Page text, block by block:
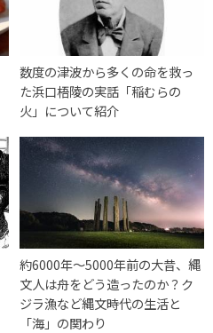
数度の津波から多くの命を救っ
た浜口梧陵の実話「稲むらの
火」について紹介
約6000年～5000年前の大昔、縄
文人は舟をどう造ったのか？ク
ジラ漁など縄文時代の生活と
「海」の関わり